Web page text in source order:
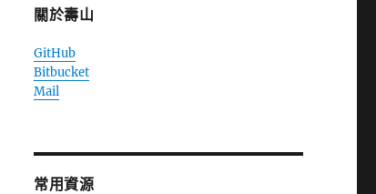
關於壽山
GitHub
Bitbucket
Mail
常用資源